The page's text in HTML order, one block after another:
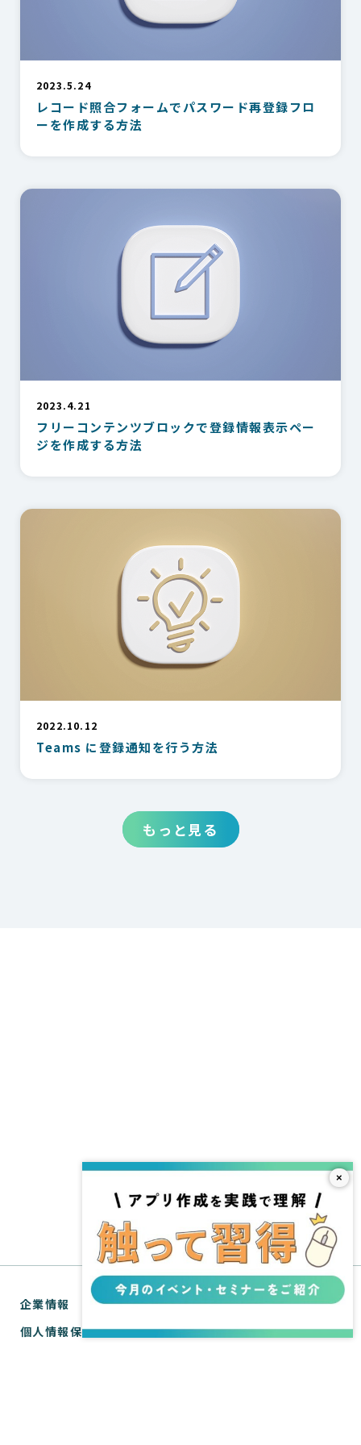
2023.5.24
レコード照合フォームでパスワード再登録フロ
ーを作成する方法
2023.4.21
フリーコンテンツブロックで登録情報表示ペー
ジを作成する方法
2022.10.12
Teams に登録通知を行う方法
もっと見る
企業情報
個人情報保護方針
×